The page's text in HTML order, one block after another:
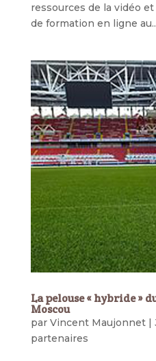
ressources de la vidéo
de formation en ligne
La pelouse « hybride »
Moscou
par Vincent Maujonnet|
partenaires